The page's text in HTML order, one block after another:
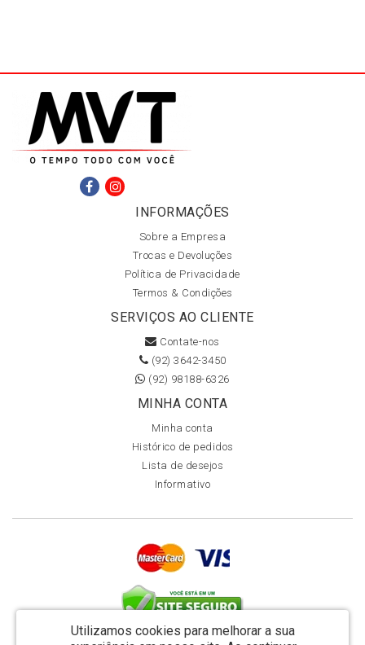
INFORMAÇÕES
Sobre a Empresa
Trocas e Devoluções
Política de Privacidade
Termos & Condições
SERVIÇOS AO CLIENTE
Contate-nos
(92) 3642-3450
(92) 98188-6326
MINHA CONTA
Minha conta
Histórico de pedidos
Lista de desejos
Informativo
Utilizamos cookies para melhorar a sua